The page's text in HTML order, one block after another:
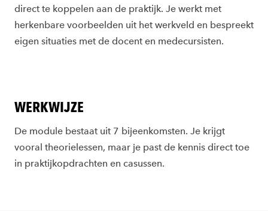
direct te koppelen aan de praktijk. Je werkt met
herkenbare voorbeelden uit het werkveld en bespreekt
eigen situaties met de docent en medecursisten.
WERKWIJZE
De module bestaat uit 7 bijeenkomsten. Je krijgt
vooral theorielessen, maar je past de kennis direct toe
in praktijkopdrachten en casussen.